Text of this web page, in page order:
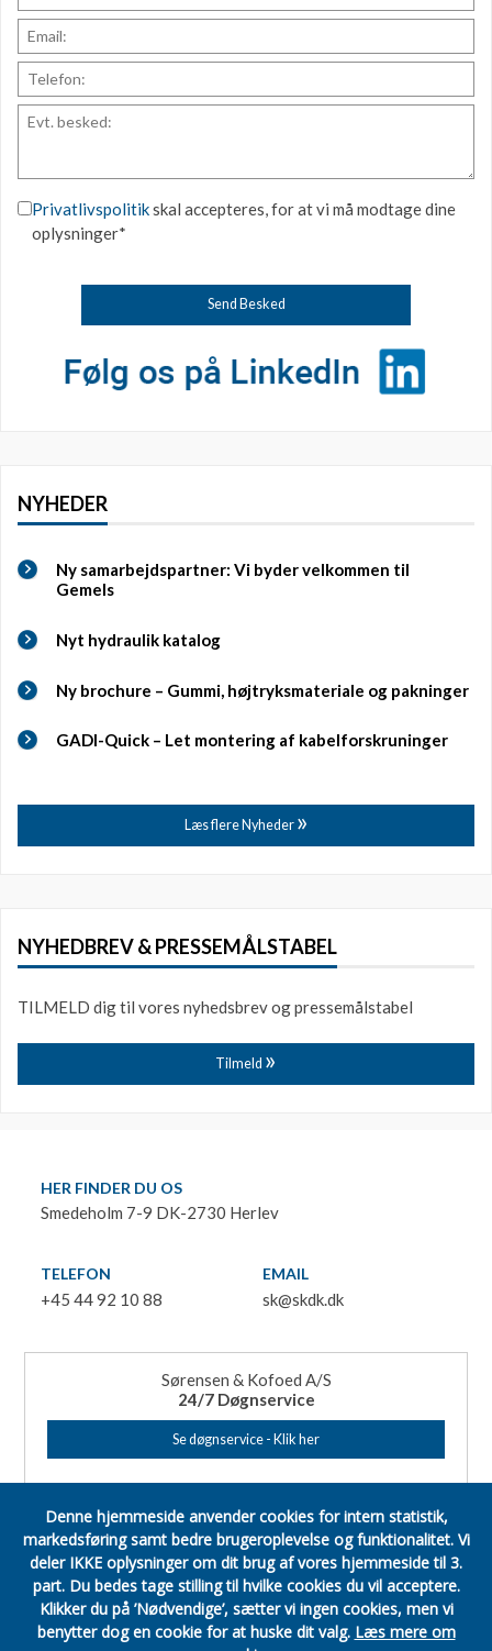
Privatlivspolitikskal accepteres, for at vi må modtage dine
oplysninger*
NYHEDER
Ny samarbejdspartner: Vi byder velkommen til
Gemels
Nyt hydraulik katalog
Ny brochure – Gummi, højtryksmateriale og pakninger
GADI-Quick – Let montering af kabelforskruninger
Læs flere Nyheder
NYHEDBREV & PRESSEMÅLSTABEL
TILMELD dig til vores nyhedsbrev og pressemålstabel
Tilmeld
HER FINDER DU OS
Smedeholm 7-9 DK-2730 Herlev
TELEFON
+45 44 92 10 88
EMAIL
sk@skdk.dk
Sørensen & Kofoed A/S
24/7 Døgnservice
Se døgnservice - Klik her
Denne hjemmeside anvender cookies for intern statistik,
markedsføring samt bedre brugeroplevelse og funktionalitet. Vi
deler IKKE oplysninger om dit brug af vores hjemmeside til 3.
part.Du bedes tage stilling til hvilke cookies du vil acceptere.
Klikker du på ’Nødvendige’, sætter vi ingen cookies, men vi
benytter dog en cookie for at huske dit valg. Læs mere om